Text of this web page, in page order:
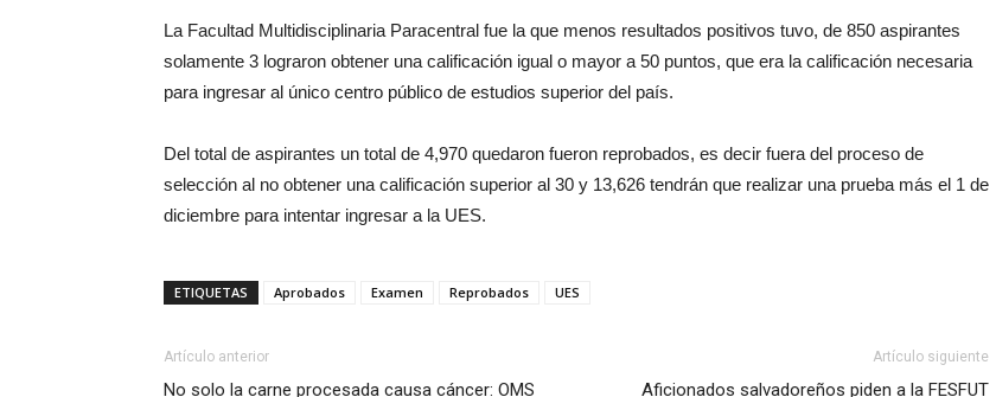
La Facultad Multidisciplinaria Paracentral fue la que menos resultados positivos tuvo, de 850 aspirantes
solamente 3 lograron obtener una calificación igual o mayor a 50 puntos, que era la calificación necesaria
para ingresar al único centro público de estudios superior del país.
Del total de aspirantes un total de 4,970 quedaron fueron reprobados, es decir fuera del proceso de
selección al no obtener una calificación superior al 30 y 13,626 tendrán que realizar una prueba más el 1 de
diciembre para intentar ingresar a la UES.
ETIQUETAS Aprobados Examen Reprobados UES
Artículo anterior
No solo la carne procesada causa cáncer: OMS
Artículo siguiente
Aficionados salvadoreños piden a la FESFUT